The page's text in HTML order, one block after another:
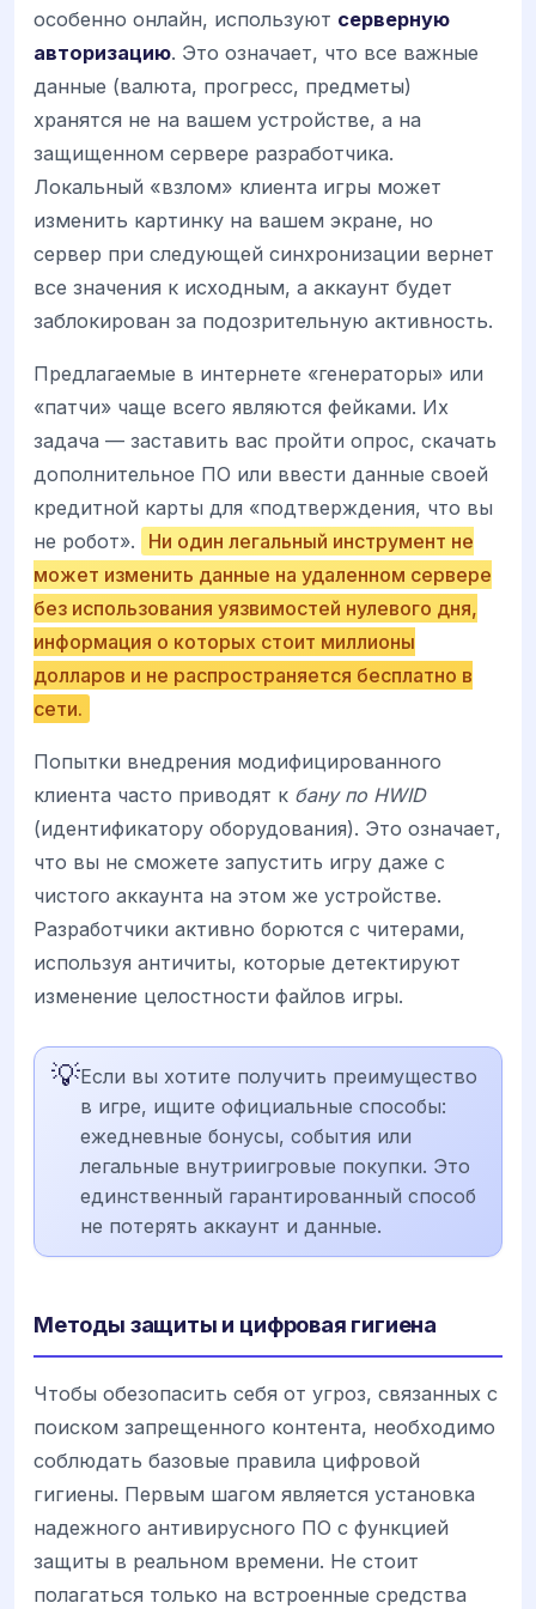
особенно онлайн, используют серверную
авторизацию. Это означает, что все важные
данные (валюта, прогресс, предметы)
хранятся не на вашем устройстве, а на
защищенном сервере разработчика.
Локальный «взлом» клиента игры может
изменить картинку на вашем экране, но
сервер при следующей синхронизации вернет
все значения к исходным, а аккаунт будет
заблокирован за подозрительную активность.
Предлагаемые в интернете «генераторы» или
«патчи» чаще всего являются фейками. Их
задача — заставить вас пройти опрос, скачать
дополнительное ПО или ввести данные своей
кредитной карты для «подтверждения, что вы
не робот».
Ни один легальный инструмент не
может изменить данные на удаленном сервере
без использования уязвимостей нулевого дня,
информация о которых стоит миллионы
долларов и не распространяется бесплатно в
сети.
Попытки внедрения модифицированного
клиента часто приводят к бану по HWID
(идентификатору оборудования). Это означает,
что вы не сможете запустить игру даже с
чистого аккаунта на этом же устройстве.
Разработчики активно борются с читерами,
используя античиты, которые детектируют
изменение целостности файлов игры.
💡Если вы хотите получить преимущество
в игре, ищите официальные способы:
ежедневные бонусы, события или
легальные внутриигровые покупки. Это
единственный гарантированный способ
не потерять аккаунт и данные.
Методы защиты и цифровая гигиена
Чтобы обезопасить себя от угроз, связанных с
поиском запрещенного контента, необходимо
соблюдать базовые правила цифровой
гигиены. Первым шагом является установка
надежного антивирусного ПО с функцией
защиты в реальном времени. Не стоит
полагаться только на встроенные средства